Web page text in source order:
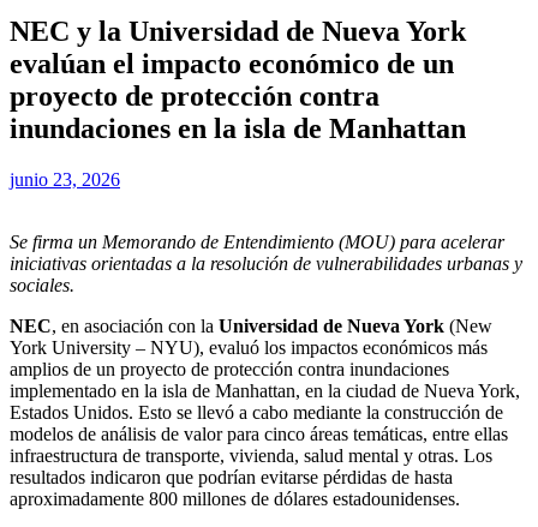
NEC y la Universidad de Nueva York
evalúan el impacto económico de un
proyecto de protección contra
inundaciones en la isla de Manhattan
junio 23, 2026
Se firma un Memorando de Entendimiento (MOU) para acelerar
iniciativas orientadas a la resolución de vulnerabilidades urbanas y
sociales.
NEC, en asociación con la Universidad de Nueva York (New
York University – NYU), evaluó los impactos económicos más
amplios de un proyecto de protección contra inundaciones
implementado en la isla de Manhattan, en la ciudad de Nueva York,
Estados Unidos. Esto se llevó a cabo mediante la construcción de
modelos de análisis de valor para cinco áreas temáticas, entre ellas
infraestructura de transporte, vivienda, salud mental y otras. Los
resultados indicaron que podrían evitarse pérdidas de hasta
aproximadamente 800 millones de dólares estadounidenses.